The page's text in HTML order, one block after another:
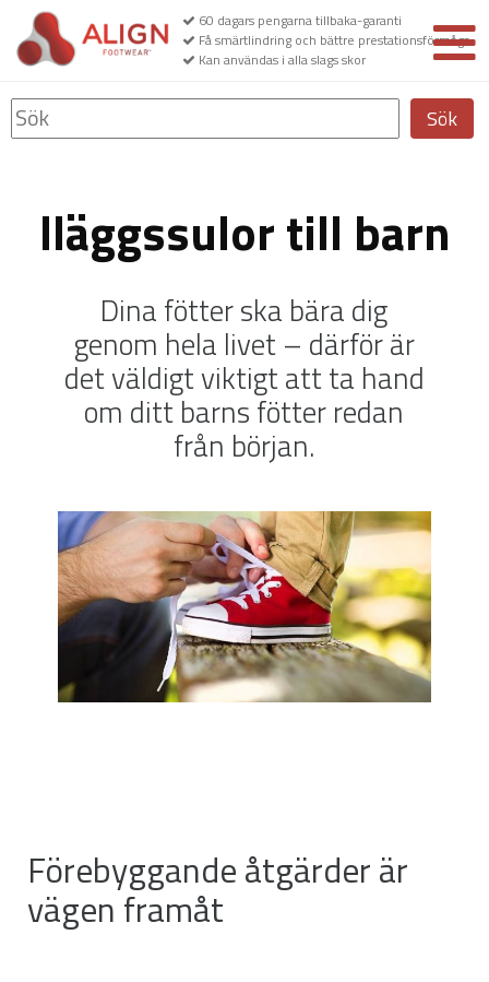
60 dagars pengarna tillbaka-garanti
Få smärtlindring och bättre prestationsförmåga
Kan användas i alla slags skor
Sök
Iläggssulor till barn
Dina fötter ska bära dig
genom hela livet – därför är
det väldigt viktigt att ta hand
om ditt barns fötter redan
från början.
Förebyggande åtgärder är
vägen framåt